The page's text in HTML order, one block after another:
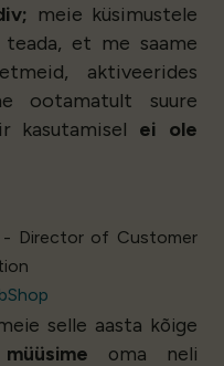
meie küsimustele
teada, et me saame
aktiveerides
ootamatult suure
kasutamisel ei ole
- Director of Customer
selle aasta kõige
müüsime oma neli